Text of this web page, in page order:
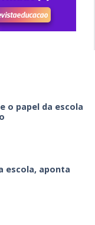
o papel da escola
escola, aponta